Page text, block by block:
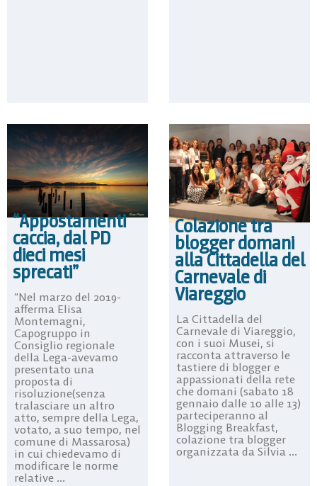
“Appostamenti
caccia, dal PD
dieci mesi
sprecati”
“Nel marzo del 2019-
afferma Elisa
Montemagni,
Capogruppo in
Consiglio regionale
della Lega-avevamo
presentato una
proposta di
risoluzione(senza
tralasciare un altro
atto, sempre della Lega,
votato, a suo tempo, nel
comune di Massarosa)
in cui chiedevamo di
modificare le norme
relative ...
Colazione tra
blogger domani
alla Cittadella del
Carnevale di
Viareggio
La Cittadella del
Carnevale di Viareggio,
con i suoi Musei, si
racconta attraverso le
tastiere di blogger e
appassionati della rete
che domani (sabato 18
gennaio dalle 10 alle 13)
parteciperanno al
Blogging Breakfast,
colazione tra blogger
organizzata da Silvia ...